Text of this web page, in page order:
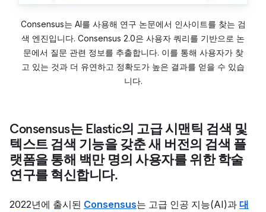
Consensus는 AI를 사용해 연구 논문에서 인사이트를 찾는 검
색 엔진입니다. Consensus 2.0은 사용자 쿼리를 기반으로 논
문에서 질문 관련 정보를 추출합니다. 이를 통해 사용자가 찾
고 있는 것과 더 유연하고 정확도가 높은 결과를 얻을 수 있습
니다.
Consensus는 Elastic의 고급 시맨틱 검색 및
텍스트 검색 기능을 갖춘 새 버전의 검색 플
랫폼을 통해 백만 명의 사용자를 위한 학술
연구를 혁신합니다.
2022년에 출시된 Consensus는 고급 인공 지능(AI)과 대